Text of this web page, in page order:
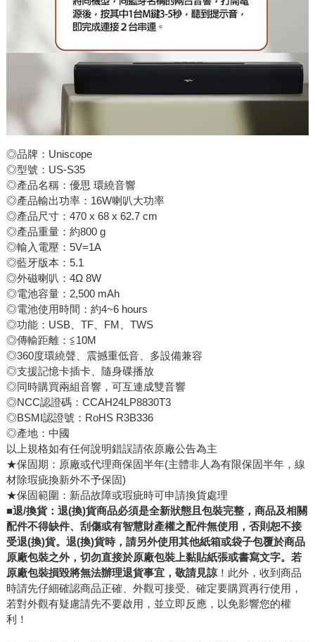
◎品牌：Uniscope
◎型號：US-S35
◎產品名稱：優思 環繞音響
◎產品輸出功率：16W喇叭大功率
◎產品尺寸：470 x 68 x 62.7 cm
◎產品重量：約800 g
◎輸入電壓：5V=1A
◎藍牙版本：5.1
◎外磁喇叭：4Ω 8W
◎電池容量：2,500 mAh
◎電池使用時間：約4~6 hours
◎功能：USB、TF、FM、TWS
◎傳輸距離：≦10M
◎360度環繞聲、震撼重低音、多設備兼容
◎支援記憶卡插卡、隨身碟播放
◎同時購買兩組音響，可互連成雙音響
◎NCC認證碼：CCAH24LP8830T3
◎BSMI認證號：RoHS R3B336
◎產地：中國
以上規格如有任何說明錯誤請依原廠公告為主
★保固期：原廠或代理商保固半年(主體非人為有限保固半年，線
材除瑕疵換新外不予保固)
★保固範圍：新品故障或瑕疵時可申請換貨處理
■退/換貨：退(換)貨商品必須是全新狀態且包裝完整，商品及相關
配件不得缺件、刮傷或有智慧財產權之配件無使用，否則恕不接
受退(換)貨。退(換)貨時，請另外使用其他紙箱或袋子包覆於商品
原廠包裝之外，切勿直接於原廠包裝上黏貼紙張或書寫文字。若
原廠包裝損毀將無法辦理退貨事宜，敬請見諒！此外，收到商品
時請先仔細確認商品正確、外觀可接受、確定要購買再行使用，
若對外觀有疑慮請先不要啟用，並立即反應，以免影響您的權
利！